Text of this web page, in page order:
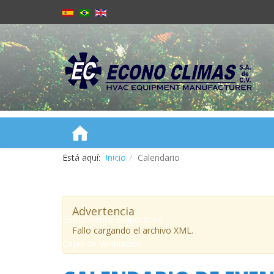
NOSOTROS
Enfriamiento Evaporativo
Cajas de Ventilación
Está aquí: Inicio Calendario
Advertencia
Fallo cargando el archivo XML.